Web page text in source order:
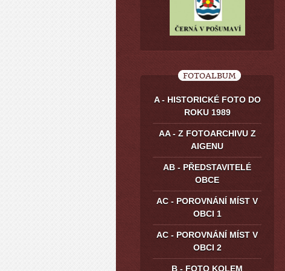
FOTOALBUM
A - HISTORICKÉ FOTO DO
ROKU 1989
AA - Z FOTOARCHIVU Z
AIGENU
AB - PŘEDSTAVITELÉ
OBCE
AC - POROVNÁNÍ MÍST V
OBCI 1
AC - POROVNÁNÍ MÍST V
OBCI 2
B - FOTO KOLEM